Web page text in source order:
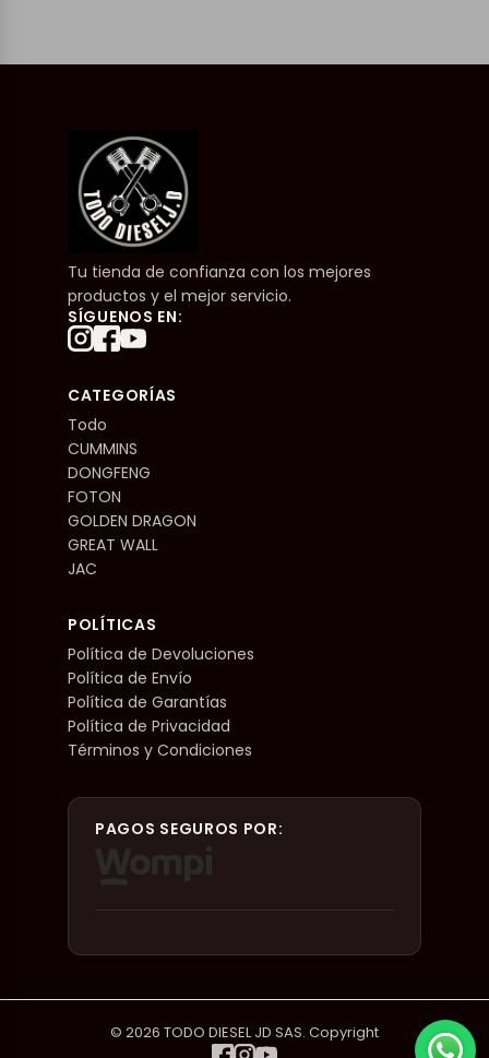
Tu tienda de confianza con los mejores
productos y el mejor servicio.
SÍGUENOS EN:
CATEGORÍAS
Todo
CUMMINS
DONGFENG
FOTON
GOLDEN DRAGON
GREAT WALL
JAC
POLÍTICAS
Política de Devoluciones
Política de Envío
Política de Garantías
Política de Privacidad
Términos y Condiciones
PAGOS SEGUROS POR:
© 2026 TODO DIESEL JD SAS. Copyright